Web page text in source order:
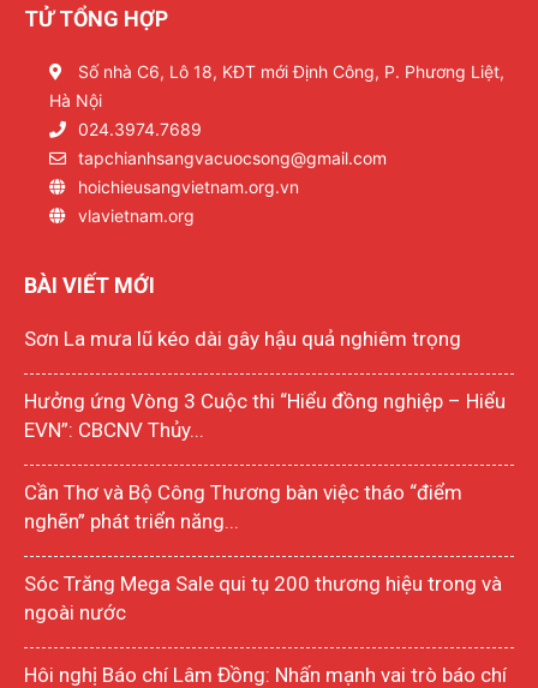
TỬ TỔNG HỢP
Số nhà C6, Lô 18, KĐT mới Định Công, P. Phương Liệt,
Hà Nội
024.3974.7689
tapchianhsangvacuocsong@gmail.com
hoichieusangvietnam.org.vn
vlavietnam.org
BÀI VIẾT MỚI
Sơn La mưa lũ kéo dài gây hậu quả nghiêm trọng
Hưởng ứng Vòng 3 Cuộc thi “Hiểu đồng nghiệp – Hiểu
EVN”: CBCNV Thủy...
Cần Thơ và Bộ Công Thương bàn việc tháo “điểm
nghẽn” phát triển năng...
Sóc Trăng Mega Sale qui tụ 200 thương hiệu trong và
ngoài nước
Hôi nghị Báo chí Lâm Đồng: Nhấn mạnh vai trò báo chí